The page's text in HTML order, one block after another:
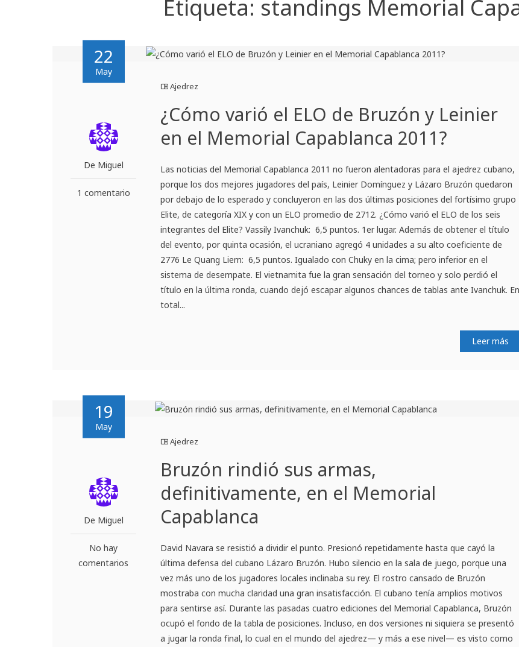
Etiqueta: standings Memorial
22
May
De Miguel
1 comentario
Ajedrez
¿Cómo varió el ELO de Bruzón y Leinier
en el Memorial Capablanca 2011?
Las noticias del Memorial Capablanca 2011 no fueron alentadoras para el ajedrez cubano,
porque los dos mejores jugadores del país, Leinier Domínguez y Lázaro Bruzón quedaron
por debajo de lo esperado y concluyeron en las dos últimas posiciones del fortísimo grupo
Elite, de categoría XIX y con un ELO promedio de 2712. ¿Cómo varió el ELO de los seis
integrantes del Elite? Vassily Ivanchuk: 6,5 puntos. 1er lugar. Además de obtener el título
del evento, por quinta ocasión, el ucraniano agregó 4 unidades a su alto coeficiente de
2776 Le Quang Liem: 6,5 puntos. Igualado con Chuky en la cima; pero inferior en el
sistema de desempate. El vietnamita fue la gran sensación del torneo y solo perdió el
título en la última ronda, cuando dejó escapar algunos chances de tablas ante Ivanchuk. En
total...
Leer más
19
May
De Miguel
No hay
comentarios
Ajedrez
Bruzón rindió sus armas,
definitivamente, en el Memorial
Capablanca
David Navara se resistió a dividir el punto. Presionó repetidamente hasta que cayó la
última defensa del cubano Lázaro Bruzón. Hubo silencio en la sala de juego, porque una
vez más uno de los jugadores locales inclinaba su rey. El rostro cansado de Bruzón
mostraba con mucha claridad una gran insatisfacción. El cubano tenía amplios motivos
para sentirse así. Durante las pasadas cuatro ediciones del Memorial Capablanca, Bruzón
ocupó el fondo de la tabla de posiciones. Incluso, en dos versiones ni siquiera se presentó
a jugar la ronda final, lo cual en el mundo del ajedrez— y más a ese nivel— es visto como